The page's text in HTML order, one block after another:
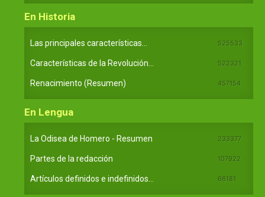
En Historia
Las principales características... 525533
Características de la Revolución... 522321
Renacimiento (Resumen) 457154
En Lengua
La Odisea de Homero - Resumen 233377
Partes de la redacción 107922
Artículos definidos e indefinidos... 66181